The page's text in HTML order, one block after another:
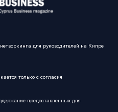
для руководителей на Кипре
только с согласия
предоставленных для